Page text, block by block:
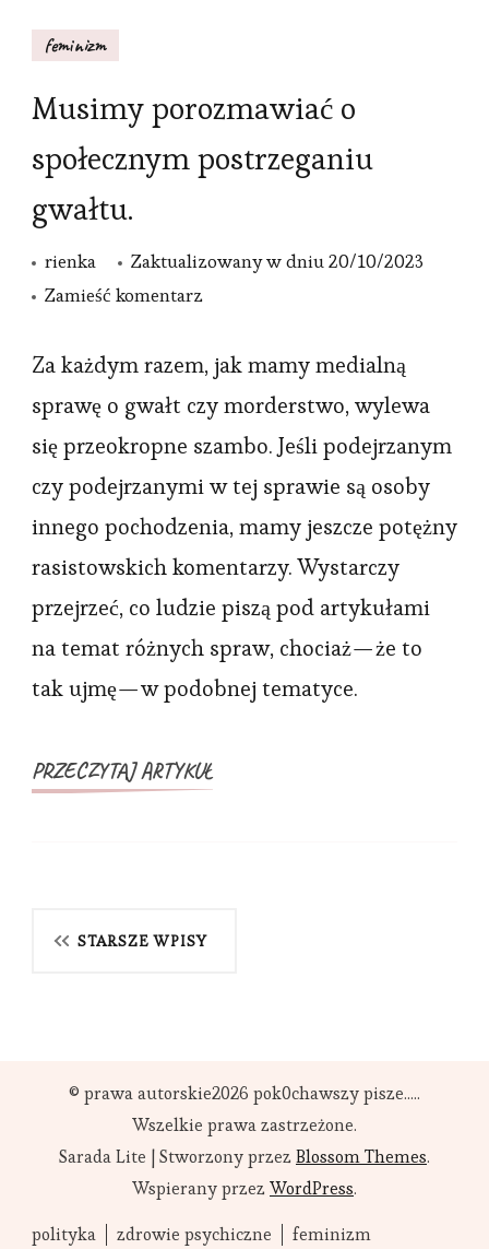
feminizm
Musimy porozmawiać o
społecznym postrzeganiu
gwałtu.
rienka Zaktualizowany w dniu20/10/2023
Zamieść komentarzwe
Musimy
porozmawiać
społecznym
postrzeganiu
gwałtu.
Za każdym razem, jak mamy medialną
sprawę o gwałt czy morderstwo, wylewa
się przeokropne szambo. Jeśli podejrzanym
czy podejrzanymi w tej sprawie są osoby
innego pochodzenia, mamy jeszcze potężny
rasistowskich komentarzy. Wystarczy
przejrzeć, co ludzie piszą pod artykułami
na temat różnych spraw, chociaż — że to
tak ujmę — w podobnej tematyce.
PRZECZYTAJ ARTYKUŁ
Nawigacja
STARSZE WPISY
© prawa autorskie2026 pok0chawszy pisze.....
Wszelkie prawa zastrzeżone.
Sarada Lite | Stworzony przez Blossom Themes.
Wspierany przez WordPress.
polityka
zdrowie psychiczne feminizm